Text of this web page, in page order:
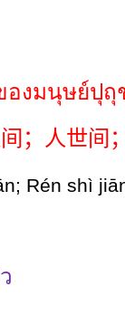
องมนุษย์ปุถุ
；人世间
Rén shì